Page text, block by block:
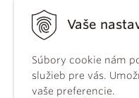
Vaše
Súbory cookie nám
služieb pre vás.
vaše preferencie.
KBS
práva
Katechizmus